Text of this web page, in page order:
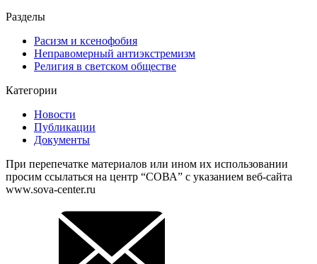
Разделы
Расизм и ксенофобия
Неправомерный антиэкстремизм
Религия в светском обществе
Категории
Новости
Публикации
Документы
При перепечатке материалов или ином их использовании
просим ссылаться на центр “СОВА” с указанием веб-сайта
www.sova-center.ru